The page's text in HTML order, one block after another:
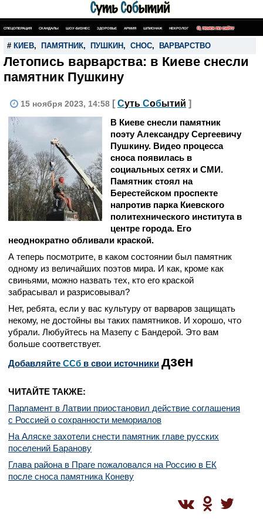
СПЕЦОПЕРАЦИЯ СКАНДАЛЫ ШОУ-БИЗНЕС ЗДОРОВЬЕ АРМИЯ ШПИОНАЖ НЕКРОЛОГ ПОИСК ПО САЙТУ
# КИЕВ, ПАМЯТНИК, ПУШКИН , СНОС, ВАРВАРСТВО
Летопись варварства: в Киеве снесли
памятник Пушкину
15 ноября 2023, 14:58 [ Суть Событий ]
В Киеве снесли памятник
поэту Александру Сергеевичу
Пушкину. Видео процесса
сноса появилась в
социальных сетях и СМИ.
Памятник стоял на
Берестейском проспекте
напротив парка Киевского
политехнического института в
центре города. Его
неоднократно обливали краской.
А теперь посмотрите, в каком состоянии был памятник
одному из величайших поэтов мира. И как, кроме как
свиньями, можно назвать тех, кто его краской
забрасывал и разрисовывал?
Нет, ребята, если у вас культуру от варваров защищать
некому, не достойны вы таких памятников. И хорошо, что
убрали. Любуйтесь на Мазепу с Бандерой. Это вам
больше соответствует.
Добавляйте CСб в свои источники дзен
ЧИТАЙТЕ ТАКЖЕ:
Парламент в Латвии приостановил действие соглашения
с Россией о сохранности мемориалов
На Аляске захотели снести памятник главе русских
поселений Баранову
Глава района в Праге пожаловался на Россию в ЕК
после сноса памятника Коневу